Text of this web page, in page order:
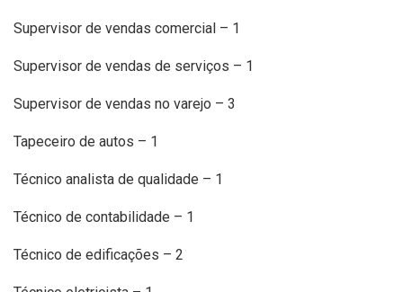
Supervisor de vendas comercial – 1
Supervisor de vendas de serviços – 1
Supervisor de vendas no varejo – 3
Tapeceiro de autos – 1
Técnico analista de qualidade – 1
Técnico de contabilidade – 1
Técnico de edificações – 2